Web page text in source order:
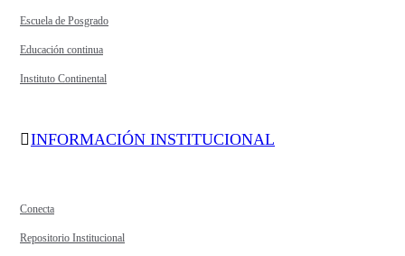
Escuela de Posgrado
Educación continua
Instituto Continental
INFORMACIÓN INSTITUCIONAL
Conecta
Repositorio Institucional